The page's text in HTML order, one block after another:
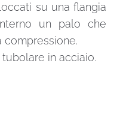
su una flangia
un palo che
in acciaio.